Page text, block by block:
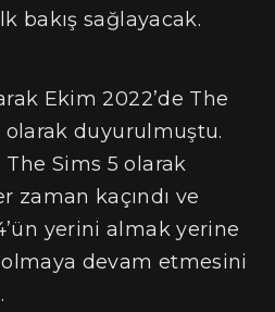
bakış sağlayacak.
Ekim 2022’de The
olarak duyurulmuştu.
Sims 5 olarak
zaman kaçındı ve
yerini almak yerine
devam etmesini